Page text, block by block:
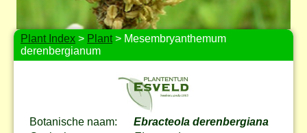
Plant Index > Plant> Mesembryanthemum
derenbergianum
Botanische naam:
Ebracteola derenbergiana